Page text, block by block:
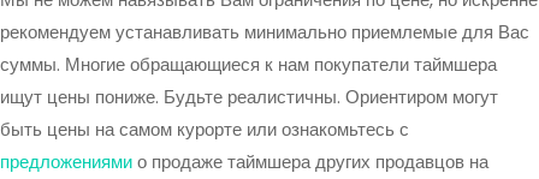
рекомендуем устанавливать минимально приемлемые для Вас
суммы. Многие обращающиеся к нам покупатели таймшера
ищут цены пониже. Будьте реалистичны. Ориентиром могут
быть цены на самом курорте или ознакомьтесь с
предложениямио продаже таймшера других продавцов на